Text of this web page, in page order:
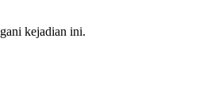
kejadian ini.